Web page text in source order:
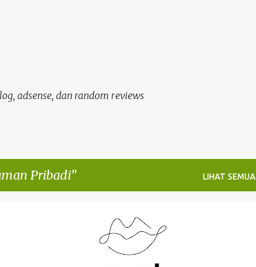
adsense, dan random reviews
Pribadi LIHAT SEMUA